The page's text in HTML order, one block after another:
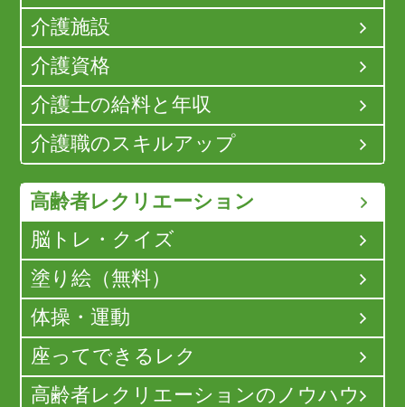
介護施設
介護資格
介護士の給料と年収
介護職のスキルアップ
高齢者レクリエーション
脳トレ・クイズ
塗り絵（無料）
体操・運動
座ってできるレク
高齢者レクリエーションのノウハウ